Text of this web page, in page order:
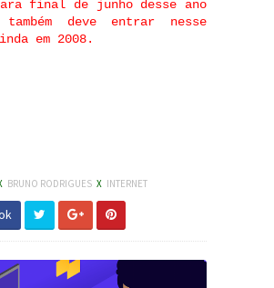
final de junho desse ano
deve entrar nesse
em 2008.
BRUNO RODRIGUES X INTERNET